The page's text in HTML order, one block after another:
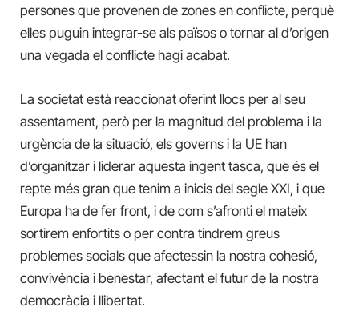
persones que provenen de zones en conflicte, perquè
elles puguin integrar-se als països o tornar al d’origen
una vegada el conflicte hagi acabat.
La societat està reaccionat oferint llocs per al seu
assentament, però per la magnitud del problema i la
urgència de la situació, els governs i la UE han
d’organitzar i liderar aquesta ingent tasca, que és el
repte més gran que tenim a inicis del segle XXI, i que
Europa ha de fer front, i de com s’afronti el mateix
sortirem enfortits o per contra tindrem greus
problemes socials que afectessin la nostra cohesió,
convivència i benestar, afectant el futur de la nostra
democràcia i llibertat.